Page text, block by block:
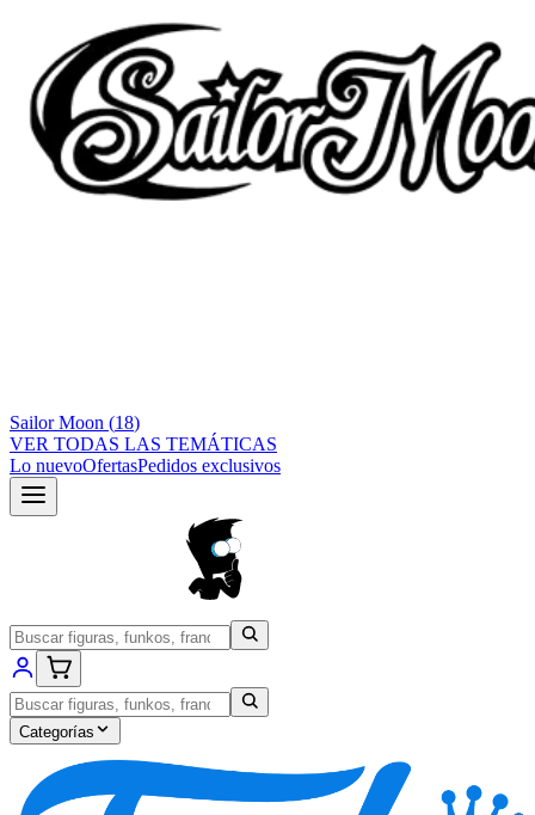
Sailor Moon (18)
VER TODAS LAS TEMÁTICAS
Lo nuevoOfertasPedidos exclusivos
Categorías